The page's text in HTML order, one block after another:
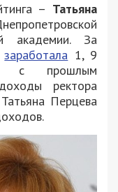
– Татьяна
академии. За
заработала 1, 9
с прошлым
ректора
Перцева